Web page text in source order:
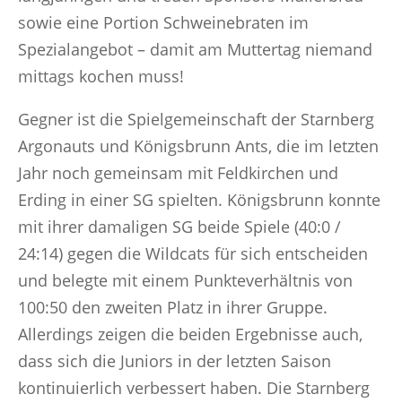
sowie eine Portion Schweinebraten im
Spezialangebot – damit am Muttertag niemand
mittags kochen muss!
Gegner ist die Spielgemeinschaft der Starnberg
Argonauts und Königsbrunn Ants, die im letzten
Jahr noch gemeinsam mit Feldkirchen und
Erding in einer SG spielten. Königsbrunn konnte
mit ihrer damaligen SG beide Spiele (40:0 /
24:14) gegen die Wildcats für sich entscheiden
und belegte mit einem Punkteverhältnis von
100:50 den zweiten Platz in ihrer Gruppe.
Allerdings zeigen die beiden Ergebnisse auch,
dass sich die Juniors in der letzten Saison
kontinuierlich verbessert haben. Die Starnberg